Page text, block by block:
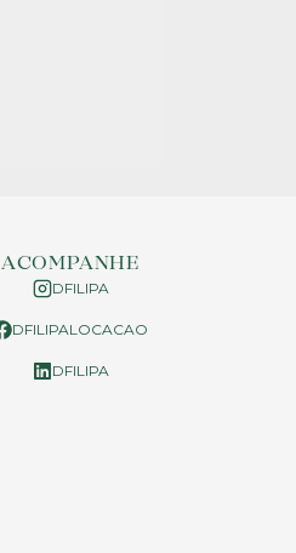
ACOMPANHE
DFILIPA
DFILIPALOCACAO
DFILIPA